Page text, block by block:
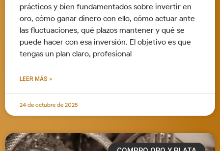
prácticos y bien fundamentados sobre invertir en
oro, cómo ganar dinero con ello, cómo actuar ante
las fluctuaciones, qué plazos mantener y qué se
puede hacer con esa inversión. El objetivo es que
tengas un plan claro, profesional
LEER MÁS »
24 de octubre de 2025